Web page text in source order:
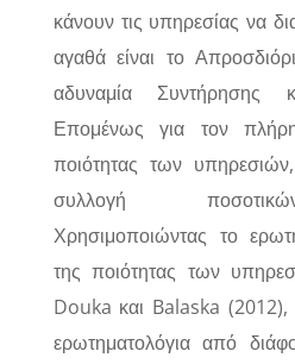
κάνουν τις υπηρεσίας να
αγαθά είναι το
αδυναμία Συντήρησης
Επομένως για τον
ποιότητας των
συλλογή
Χρησιμοποιώντας το
της ποιότητας των
Douka και Balaska
ερωτηματολόγια από